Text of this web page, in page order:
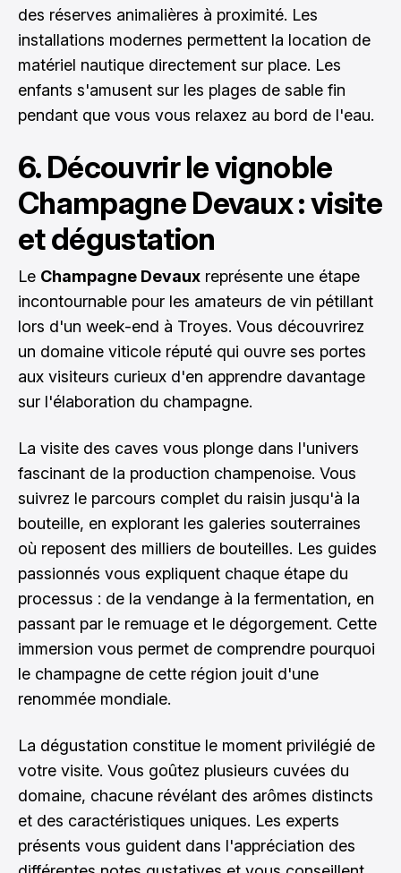
des réserves animalières à proximité. Les
installations modernes permettent la location de
matériel nautique directement sur place. Les
enfants s'amusent sur les plages de sable fin
pendant que vous vous relaxez au bord de l'eau.
6. Découvrir le vignoble
Champagne Devaux : visite
et dégustation
Le Champagne Devaux représente une étape
incontournable pour les amateurs de vin pétillant
lors d'un week-end à Troyes. Vous découvrirez
un domaine viticole réputé qui ouvre ses portes
aux visiteurs curieux d'en apprendre davantage
sur l'élaboration du champagne.
La visite des caves vous plonge dans l'univers
fascinant de la production champenoise. Vous
suivrez le parcours complet du raisin jusqu'à la
bouteille, en explorant les galeries souterraines
où reposent des milliers de bouteilles. Les guides
passionnés vous expliquent chaque étape du
processus : de la vendange à la fermentation, en
passant par le remuage et le dégorgement. Cette
immersion vous permet de comprendre pourquoi
le champagne de cette région jouit d'une
renommée mondiale.
La dégustation constitue le moment privilégié de
votre visite. Vous goûtez plusieurs cuvées du
domaine, chacune révélant des arômes distincts
et des caractéristiques uniques. Les experts
présents vous guident dans l'appréciation des